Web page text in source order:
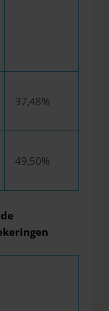
37,48%
49,50%